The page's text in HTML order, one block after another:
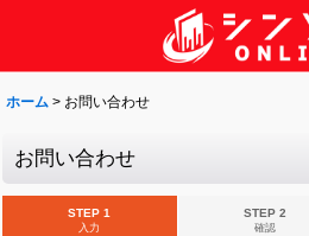
ホーム > お問い合わせ
お問い合わせ
STEP 1
入力
STEP 2
確認